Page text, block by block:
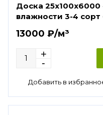
Доска 25х100х6000
влажности 3-4 сорт
13000 ₽/м³